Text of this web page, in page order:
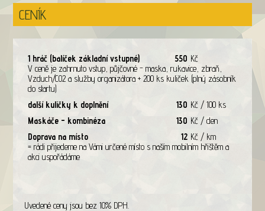
CENÍK
1 hráč (balíček základní vstupné) 550 Kč
V ceně je zahrnuto vstup, půjčovné - maska, rukavice, zbraň,
Vzduch/CO2 a služby organizátora + 200 ks kuliček (plný zásobník
do startu)
další kuličky k doplnění
130 Kč / 100 ks
Maskáče - kombinéza
130 Kč / den
Doprava na místo
12 Kč / km
= rádi přijedeme na Vámi určené místo s naším mobilním hřištěm a
akci uspořádáme
Uvedené ceny jsou bez 10% DPH.